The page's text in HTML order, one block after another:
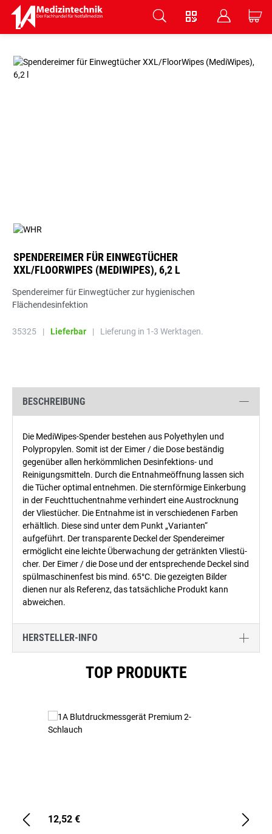
V B C
SPENDEREIMER FÜR EINWEGTÜCHER
XXL/FLOORWIPES (MEDIWIPES), 6,2 L
Spendereimer für Einwegtücher zur hygienischen
Flächendesinfektion
35325 | Lieferbar | Lieferung in 1-3 Werktagen.
BESCHREIBUNG
Die MediWipes-Spender bestehen aus Polyethylen und
Polypropylen. Somit ist der Eimer / die Dose beständig
gegenüber allen herkömmlichen Desinfektions- und
Reinigungsmitteln. Durch die Entnahmeöffnung lassen sich
die Tücher optimal entnehmen. Die sternförmige Einkerbung
in der Feuchttuchentnahme verhindert eine Austrocknung
der Vliestücher. Die Entnahme ist in verschiedenen Farben
erhältlich. Diese sind unter dem Punkt „Varianten“
aufgeführt. Der transparente Deckel der Spendereimer
ermöglicht eine leichte Überwachung der getränkten Vliestü-
cher. Der Eimer / die Dose und der entsprechende Deckel sind
spülmaschinenfest bis mind. 65°C. Die gezeigten Bilder
dienen nur als Referenz, das tatsächliche Produkt kann
abweichen.
HERSTELLER-INFO
TOP PRODUKTE
12,52 €